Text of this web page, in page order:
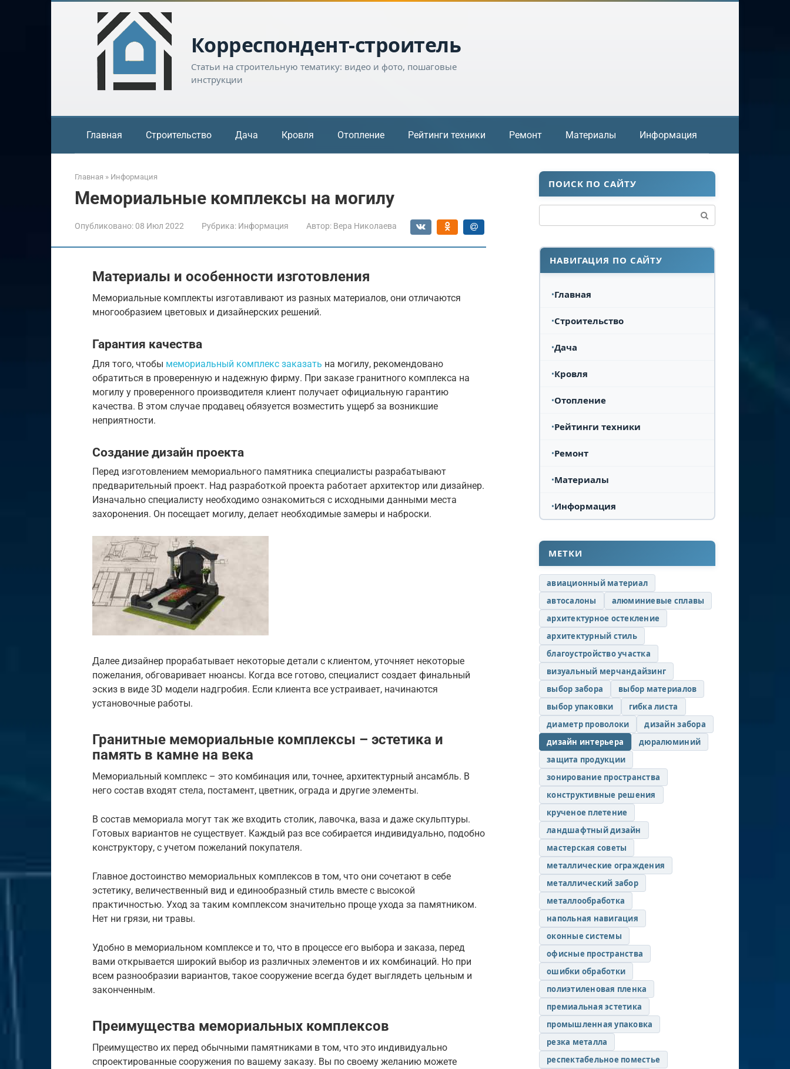
Корреспондент-строитель
Статьи на строительную тематику: видео и фото, пошаговые
инструкции
Главная Строительство Дача Кровля Отопление Рейтинги техники Ремонт Материалы Информация
Главная » Информация
Мемориальные комплексы на могилу
Опубликовано: 08 Июл 2022 Рубрика: Информация Автор: Вера Николаева
Материалы и особенности изготовления
Мемориальные комплекты изготавливают из разных материалов, они отличаются
многообразием цветовых и дизайнерских решений.
Гарантия качества
Для того, чтобы мемориальный комплекс заказать на могилу, рекомендовано
обратиться в проверенную и надежную фирму. При заказе гранитного комплекса на
могилу у проверенного производителя клиент получает официальную гарантию
качества. В этом случае продавец обязуется возместить ущерб за возникшие
неприятности.
Создание дизайн проекта
Перед изготовлением мемориального памятника специалисты разрабатывают
предварительный проект. Над разработкой проекта работает архитектор или дизайнер.
Изначально специалисту необходимо ознакомиться с исходными данными места
захоронения. Он посещает могилу, делает необходимые замеры и наброски.
Далее дизайнер прорабатывает некоторые детали с клиентом, уточняет некоторые
пожелания, обговаривает нюансы. Когда все готово, специалист создает финальный
эскиз в виде 3D модели надгробия. Если клиента все устраивает, начинаются
установочные работы.
Гранитные мемориальные комплексы – эстетика и
память в камне на века
Мемориальный комплекс – это комбинация или, точнее, архитектурный ансамбль. В
него состав входят стела, постамент, цветник, ограда и другие элементы.
В состав мемориала могут так же входить столик, лавочка, ваза и даже скульптуры.
Готовых вариантов не существует. Каждый раз все собирается индивидуально, подобно
конструктору, с учетом пожеланий покупателя.
Главное достоинство мемориальных комплексов в том, что они сочетают в себе
эстетику, величественный вид и единообразный стиль вместе с высокой
практичностью. Уход за таким комплексом значительно проще ухода за памятником.
Нет ни грязи, ни травы.
Удобно в мемориальном комплексе и то, что в процессе его выбора и заказа, перед
вами открывается широкий выбор из различных элементов и их комбинаций. Но при
всем разнообразии вариантов, такое сооружение всегда будет выглядеть цельным и
законченным.
Преимущества мемориальных комплексов
Преимущество их перед обычными памятниками в том, что это индивидуально
спроектированные сооружения по вашему заказу. Вы по своему желанию можете
ПОИСК ПО САЙТУ
НАВИГАЦИЯ ПО САЙТУ
Главная
Строительство
Дача
Кровля
Отопление
Рейтинги техники
Ремонт
Материалы
Информация
МЕТКИ
авиационный материал
автосалоны
алюминиевые сплавы
архитектурное остекление
архитектурный стиль
благоустройство участка
визуальный мерчандайзинг
выбор забора
выбор материалов
выбор упаковки
гибка листа
диаметр проволоки
дизайн забора
дизайн интерьера
дюралюминий
защита продукции
зонирование пространства
конструктивные решения
крученое плетение
ландшафтный дизайн
мастерская советы
металлические ограждения
металлический забор
металлообработка
напольная навигация
оконные системы
офисные пространства
ошибки обработки
полиэтиленовая пленка
премиальная эстетика
промышленная упаковка
резка металла
респектабельное поместье